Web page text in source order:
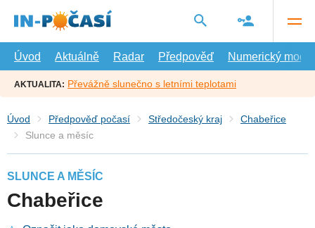
hlavní
Úvod
Aktuálně Radar Předpověď Numerický model
AKTUALITA: Převážně slunečno s letními teplotami
Úvod Předpověď počasí Středočeský kraj
Chabeřice
Slunce a měsíc
SLUNCE A MĚSÍC
Chabeřice